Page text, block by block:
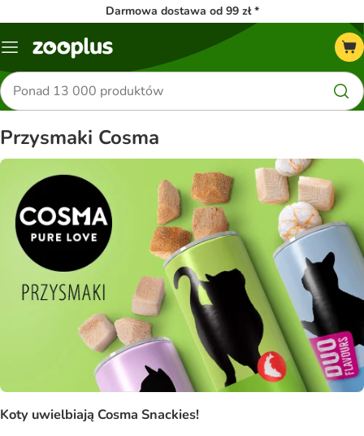
Darmowa dostawa od 99 zł *
Menu
Szukaj
produktów
Przysmaki Cosma
Koty uwielbiają Cosma Snackies!